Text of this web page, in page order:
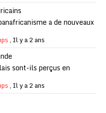
a de nouveaux
, Il y a 2 ans
sont-ils perçus en
, Il y a 2 ans